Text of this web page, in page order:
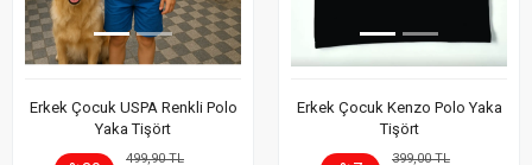
Erkek Çocuk USPA Renkli Polo
Yaka Tişört
499,90 TL
Erkek Çocuk Kenzo Polo Yaka
Tişört
399,00 TL